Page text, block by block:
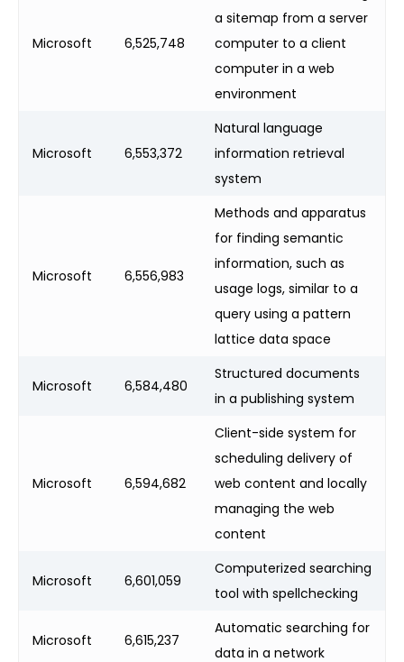
Microsoft 6,525,748
a sitemap from a server
computer to a client
computer in a web
environment
Microsoft 6,553,372
Natural language
information retrieval
system
Microsoft 6,556,983
Methods and apparatus
for finding semantic
information, such as
usage logs, similar to a
query using a pattern
lattice data space
Microsoft 6,584,480
Structured documents
in a publishing system
Microsoft 6,594,682
Client-side system for
scheduling delivery of
web content and locally
managing the web
content
Microsoft 6,601,059
Computerized searching
tool with spellchecking
Microsoft 6,615,237
Automatic searching for
data in a network